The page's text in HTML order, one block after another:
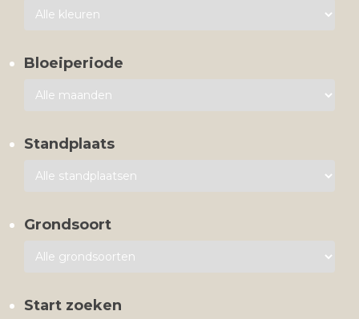
Bloeiperiode
Standplaats
Grondsoort
Start zoeken